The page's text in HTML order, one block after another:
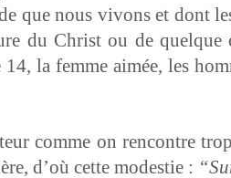
que nous vivons et dont
du Christ ou de quelque
14, la femme aimée, les
comme on ren­con­tre
d’où cette mod­estie :